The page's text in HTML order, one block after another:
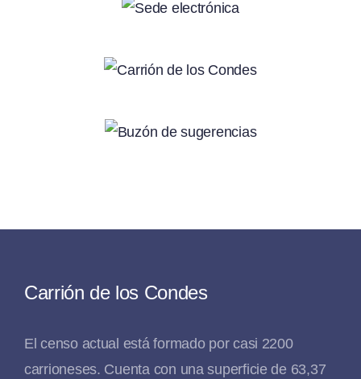
Carrión de los Condes
El censo actual está formado por casi 2200
carrioneses. Cuenta con una superficie de 63,37